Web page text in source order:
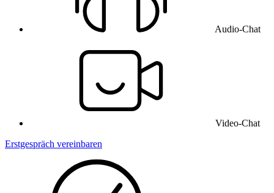
Audio-Chat
Video-Chat
Erstgespräch vereinbaren